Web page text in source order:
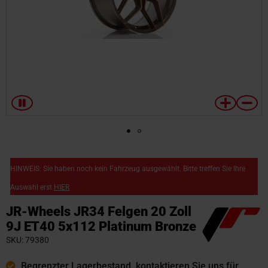
HINWEIS: Sie haben noch kein Fahrzeug ausgewählt. Bitte treffen Sie Ihre
Auswahl erst HIER
JR-Wheels JR34 Felgen 20 Zoll
9J ET40 5x112 Platinum Bronze
SKU 79380
Anfang
Bildgalerie
springen